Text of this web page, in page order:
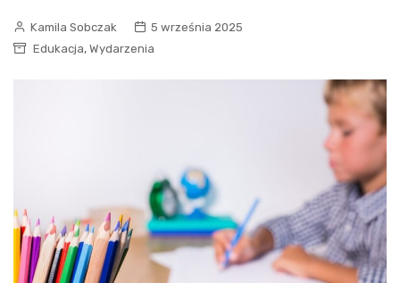
Kamila Sobczak
5 września 2025
Edukacja, Wydarzenia